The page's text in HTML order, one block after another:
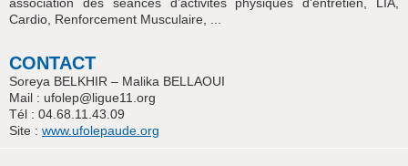
Cardio, Renforcement Musculaire, ...
CONTACT
Soreya BELKHIR – Malika BELLAOUI
Mail : ufolep@ligue11.org
Tél : 04.68.11.43.09
Site : www.ufolepaude.org